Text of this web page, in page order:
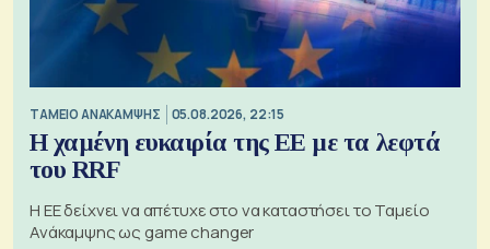
ΤΑΜΕΙΟ ΑΝΑΚΑΜΨΗΣ 05.08.2026, 22:15
Η χαμένη ευκαιρία της ΕΕ με τα λεφτά
του RRF
Η ΕΕ δείχνει να απέτυχε στο να καταστήσει το Ταμείο
Ανάκαμψης ως game changer